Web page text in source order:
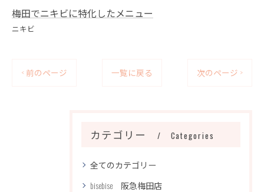
梅田でニキビに特化したメニュー
ニキビ
< 前のページ 一覧に戻る 次のページ >
カテゴリー Categories
全てのカテゴリー
bisebise 阪急梅田店